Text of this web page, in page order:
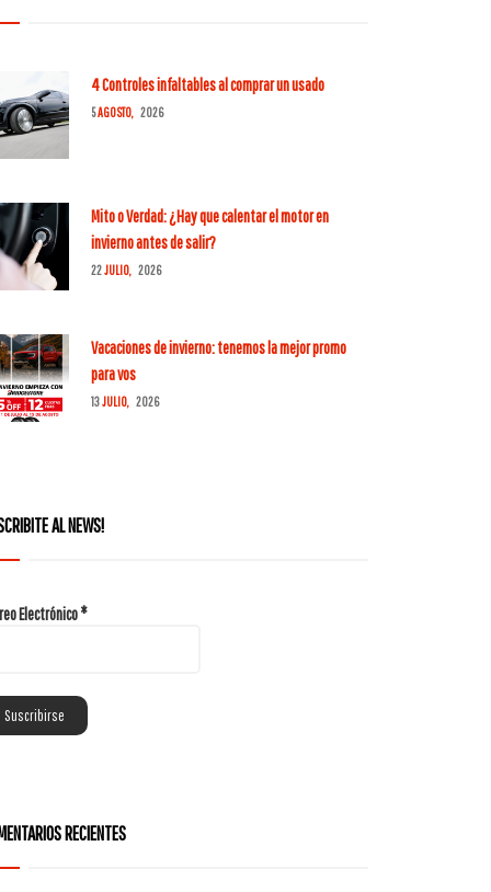
4 Controles infaltables al comprar un usado
5AGOSTO, 2026
Mito o Verdad: ¿Hay que calentar el motor en
invierno antes de salir?
22JULIO, 2026
Vacaciones de invierno: tenemos la mejor promo
para vos
13JULIO, 2026
AL NEWS!
Electrónico*
RECIENTES